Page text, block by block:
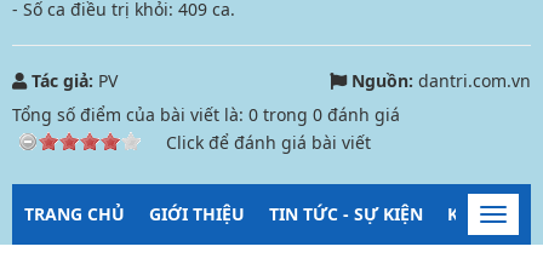
- Số ca điều trị khỏi: 409 ca.
Tác giả: PV Nguồn: dantri.com.vn
Tổng số điểm của bài viết là: 0 trong 0 đánh giá
Click để đánh giá bài viết
TRANG CHỦ GIỚI THIỆU TIN TỨC - SỰ KIỆN KIỂM